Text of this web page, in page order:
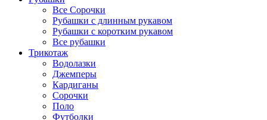
Все Сорочки
Рубашки с длинным рукавом
Рубашки с коротким рукавом
Все рубашки
Трикотаж
Водолазки
Джемперы
Кардиганы
Сорочки
Поло
Футболки